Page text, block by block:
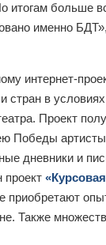
итогам больше
именно
интернет-
стран в условиях
Проект
Победы артисты
дневники и
проект
приобретают
Также